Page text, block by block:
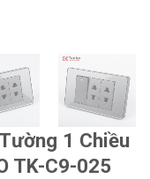
1 Chiều
TK-C9-025